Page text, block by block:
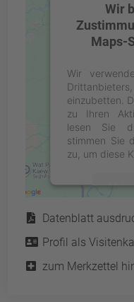
Wir
Maps-
Wir
einzubetten.
zu Ihren
lesen Sie
stimmen Sie
zu, um diese
powered
Service
Datenblatt
Profil als
zum Merkzettel